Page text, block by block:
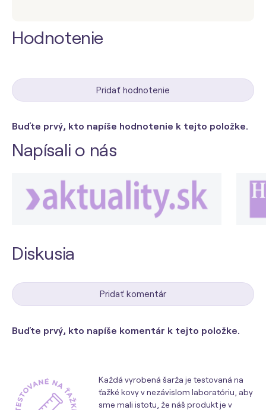
Hodnotenie
Pridať hodnotenie
Buďte prvý, kto napíše hodnotenie k tejto položke.
Napísali o nás
Diskusia
Pridať komentár
Buďte prvý, kto napíše komentár k tejto položke.
Každá vyrobená šarža je testovaná na
ťažké kovy v nezávislom laboratóriu, aby
sme mali istotu, že náš produkt je v